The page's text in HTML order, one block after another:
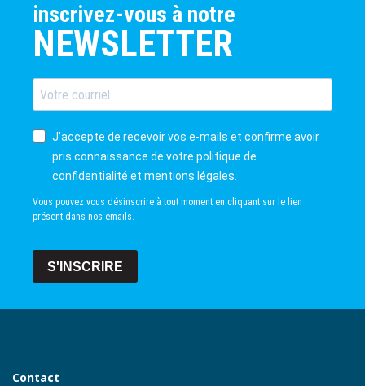
inscrivez-vous à notre
NEWSLETTER
J'accepte de recevoir vos e-mails et confirme avoir
pris connaissance de votre politique de
confidentialité et mentions légales.
Vous pouvez vous désinscrire à tout moment en cliquant sur le lien
présent dans nos emails.
S'INSCRIRE
Contact